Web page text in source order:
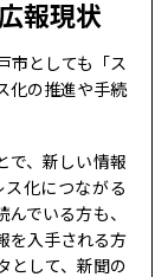
報現状
市としても「ス
化の推進や手続
で、新しい情報
化につながる
でいる方も、
を入手される方
として、新聞の